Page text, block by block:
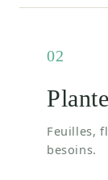
02
Feuilles,
besoins.